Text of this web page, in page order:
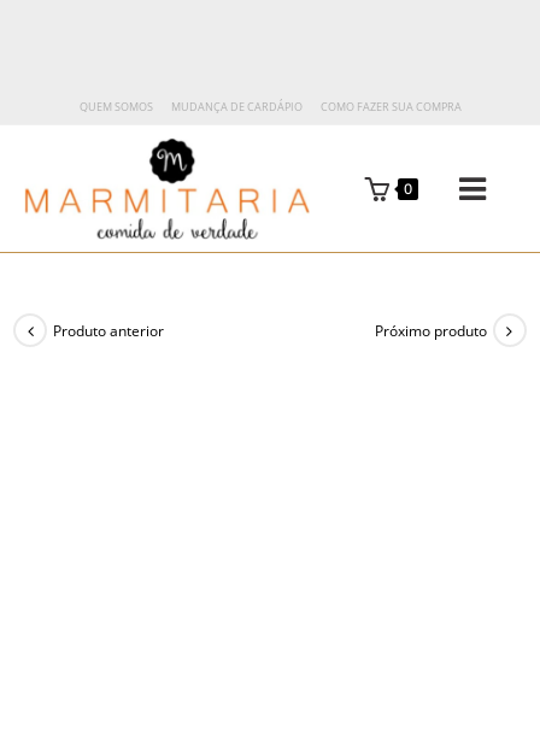
QUEM SOMOS MUDANÇA DE CARDÁPIO COMO FAZER SUA COMPRA
0
Produto anterior Próximo produto